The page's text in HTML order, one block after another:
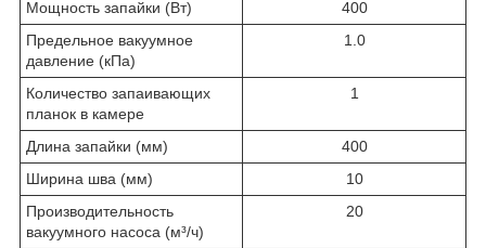
Мощность запайки (Вт)
400
Предельное вакуумное
давление (кПа)
1.0
Количество запаивающих
планок в камере
1
Длина запайки (мм)
400
Ширина шва (мм)
10
Производительность
вакуумного насоса (м³/ч)
20